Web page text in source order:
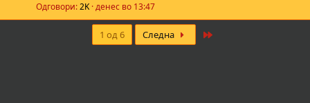
с
Одговори 2K денес во 13:47
1 од 6 Следна